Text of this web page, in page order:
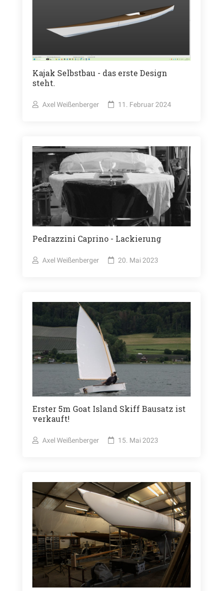
Kajak Selbstbau - das erste Design
steht.
Axel Weißenberger 11. Februar 2024
Pedrazzini Caprino - Lackierung
Axel Weißenberger 20. Mai 2023
Erster 5m Goat Island Skiff Bausatz ist
verkauft!
Axel Weißenberger 15. Mai 2023